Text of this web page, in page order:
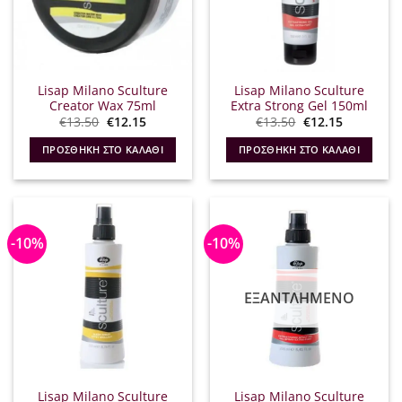
Lisap Milano Sculture
Creator Wax 75ml
€13.50 Original
was:
€13.50.
€12.15Η
τιμή
είναι:
€12.15.
ΠΡΟΣΘΉΚΗ ΣΤΟ ΚΑΛΆΘΙ
Lisap Milano Sculture
Extra Strong Gel 150ml
€13.50 Original
was:
€13.50.
€12.15Η
τιμή
είναι:
€12.15.
ΠΡΟΣΘΉΚΗ ΣΤΟ ΚΑΛΆΘΙ
-10%
Lisap Milano Sculture
-10%
ΕΞΑΝΤΛΗΜΈΝΟ
Lisap Milano Sculture